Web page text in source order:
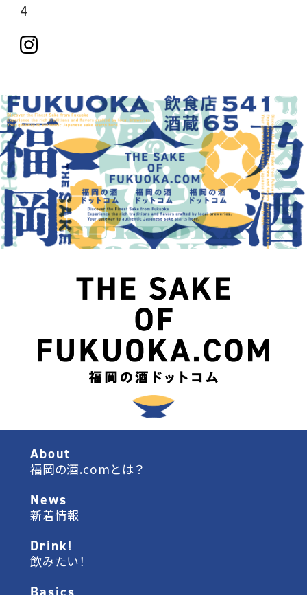
4
About
福岡の酒.comとは？
News
新着情報
Drink!
飲みたい！
Basics